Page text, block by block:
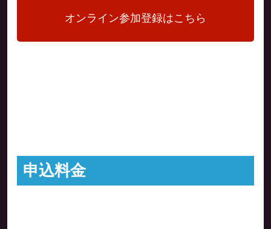
オンライン参加登録はこちら
申込料金